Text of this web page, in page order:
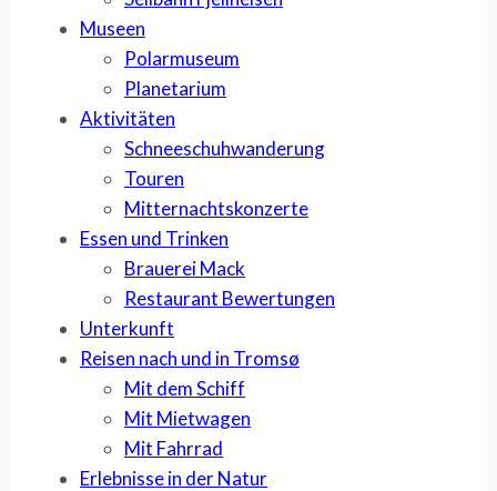
Museen
Polarmuseum
Planetarium
Aktivitäten
Schneeschuhwanderung
Touren
Mitternachtskonzerte
Essen und Trinken
Brauerei Mack
Restaurant Bewertungen
Unterkunft
Reisen nach und in Tromsø
Mit dem Schiff
Mit Mietwagen
Mit Fahrrad
Erlebnisse in der Natur